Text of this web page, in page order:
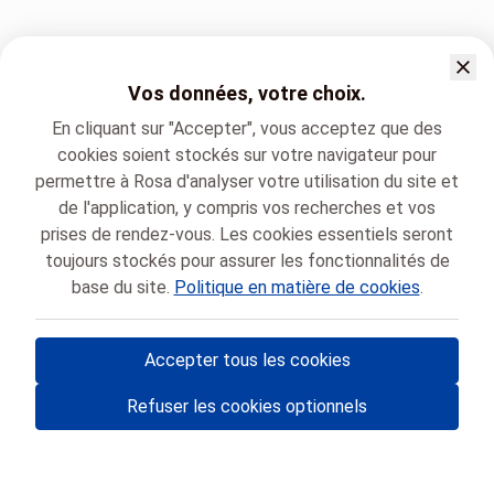
- Vos rendez-vous médicaux en Belgique 🇧🇪
Vos données, votre choix.
En cliquant sur "Accepter", vous acceptez que des
cookies soient stockés sur votre navigateur pour
permettre à Rosa d'analyser votre utilisation du site et
de l'application, y compris vos recherches et vos
prises de rendez-vous. Les cookies essentiels seront
toujours stockés pour assurer les fonctionnalités de
base du site. Politique en matière de cookies.
Accepter tous les cookies
Refuser les cookies optionnels